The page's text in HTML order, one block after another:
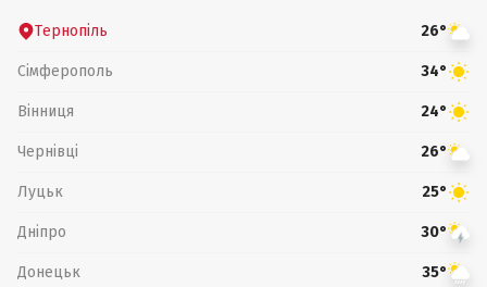
Тернопіль 26°
Сімферополь 34°
Вінниця 24°
Чернівці 26°
Луцьк 25°
Дніпро 30°
Донецьк 35°